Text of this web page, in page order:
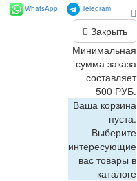
WhatsApp Telegram
Закрыть
Минимальная
сумма заказа
составляет
500 РУБ.
Ваша корзина
пуста.
Выберите
интересующие
вас товары в
каталоге